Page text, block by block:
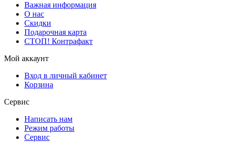
Важная информация
О нас
Скидки
Подарочная карта
СТОП! Контрафакт
Мой аккаунт
Вход в личный кабинет
Корзина
Сервис
Написать нам
Режим работы
Сервис